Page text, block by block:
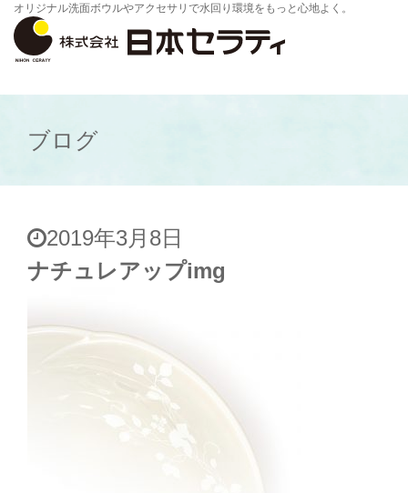
オリジナル洗面ボウルやアクセサリで水回り環境をもっと心地よく。
ブログ
2019年3月8日
ナチュレアップimg